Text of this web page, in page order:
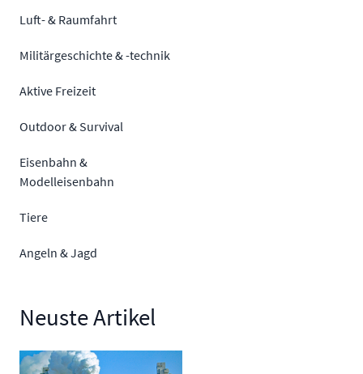
Luft- & Raumfahrt
Militärgeschichte & -technik
Aktive Freizeit
Outdoor & Survival
Eisenbahn &
Modelleisenbahn
Tiere
Angeln & Jagd
Neuste Artikel